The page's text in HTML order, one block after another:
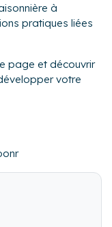
à
pratiques liées
page et découvrir
votre